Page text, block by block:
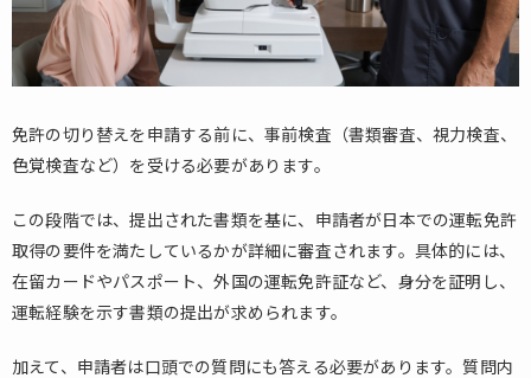
免許の切り替えを申請する前に、事前検査（書類審査、視力検査、
色覚検査など）を受ける必要があります。
この段階では、提出された書類を基に、申請者が日本での運転免許
取得の要件を満たしているかが詳細に審査されます。具体的には、
在留カードやパスポート、外国の運転免許証など、身分を証明し、
運転経験を示す書類の提出が求められます。
加えて、申請者は口頭での質問にも答える必要があります。質問内